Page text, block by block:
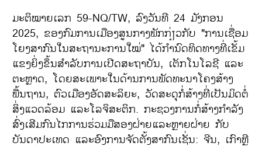
ມະຕິໝາຍເລກ 59-NQ/TW, ລົງວັນທີ 24 ມັງກອນ
2025, ຂອງກົມການເມືອງສູນກາງພັກກ່ຽວກັບ "ການເຊື່ອມ
ໂຍງສາກົນໃນສະຖານະການໃໝ່" ໄດ້ກຳນົດທິດທາງທີ່ເຂັ້ມ
ແຂງຍິ່ງຂຶ້ນສຳລັບການເປີດສະຖາບັນ, ເຕັກໂນໂລຊີ ແລະ
ຕະຫຼາດ, ໂດຍສະເພາະໃນດ້ານການພັດທະນາໂຄງສ້າງ
ພື້ນຖານ, ຕົວເມືອງອັດສະລິຍະ, ວັດສະດຸກໍ່ສ້າງທີ່ເປັນມິດຕໍ່
ສິ່ງແວດລ້ອມ ແລະໂລຈິສະຕິກ. ກະຊວງການກໍ່ສ້າງກຳລັງ
ສົ່ງເສີມກົນໄກການຮ່ວມມືສອງຝ່າຍແລະຫຼາຍຝ່າຍ ກັບ
ບັນດາປະເທດ ແລະອົງການຈັດຕັ້ງສາກົນເຊັ່ນ: ຈີນ, ເກົາຫຼີ